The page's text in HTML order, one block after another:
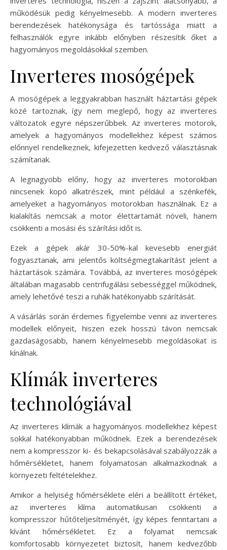
működésük pedig kényelmesebb. A modern inverteres
berendezések hatékonysága és tartóssága miatt a
felhasználók egyre inkább előnyben részesítik őket a
hagyományos megoldásokkal szemben.
Inverteres mosógépek
A mosógépek a leggyakrabban használt háztartási gépek
közé tartoznak, így nem meglepő, hogy az inverteres
változatok egyre népszerűbbek. Az inverteres motorok,
amelyek a hagyományos modellekhez képest számos
előnnyel rendelkeznek, kifejezetten kedvező választásnak
számítanak.
A legnagyobb előny, hogy az inverteres motorokban
nincsenek kopó alkatrészek, mint például a szénkefék,
amelyeket a hagyományos motorokban használnak. Ez a
kialakítás nemcsak a motor élettartamát növeli, hanem
csökkenti a mosási és szárítási időt is.
Ezek a gépek akár 30-50%-kal kevesebb energiát
fogyasztanak, ami jelentős költségmegtakarítást jelent a
háztartások számára. Továbbá, az inverteres mosógépek
általában magasabb centrifugálási sebességgel működnek,
amely lehetővé teszi a ruhák hatékonyabb szárítását.
A vásárlás során érdemes figyelembe venni az inverteres
modellek előnyeit, hiszen ezek hosszú távon nemcsak
gazdaságosabb, hanem kényelmesebb megoldásokat is
kínálnak.
Klímák inverteres
technológiával
Az inverteres klímák a hagyományos modellekhez képest
sokkal hatékonyabban működnek. Ezek a berendezések
nem a kompresszor ki- és bekapcsolásával szabályozzák a
hőmérsékletet, hanem folyamatosan alkalmazkodnak a
környezeti feltételekhez.
Amikor a helyiség hőmérséklete eléri a beállított értéket,
az inverteres klíma automatikusan csökkenti a
kompresszor hűtőteljesítményét, így képes fenntartani a
kívánt hőmérsékletet. Ez a folyamat nemcsak
komfortosabb környezetet biztosít, hanem kedvezőbb